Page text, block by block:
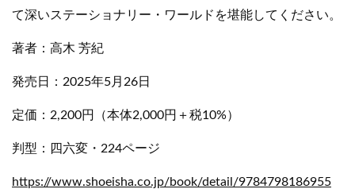
て深いステーショナリー・ワールドを堪能してください。
著者：高木 芳紀
発売日：2025年5月26日
定価：2,200円（本体2,000円＋税10%）
判型：四六変・224ページ
https://www.shoeisha.co.jp/book/detail/9784798186955